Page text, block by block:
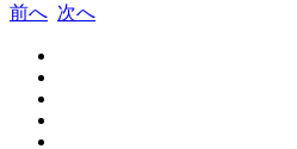
前へ 次へ